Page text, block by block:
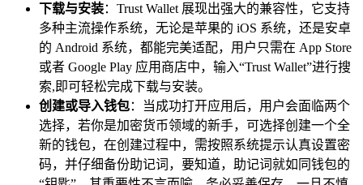
下载与安装：Trust Wallet 展现出强大的兼容性，它支持
多种主流操作系统，无论是苹果的 iOS 系统，还是安卓
的 Android 系统，都能完美适配，用户只需在 App Store
或者 Google Play 应用商店中，输入“Trust Wallet”进行搜
索,即可轻松完成下载与安装。
创建或导入钱包：当成功打开应用后，用户会面临两个
选择，若你是加密货币领域的新手，可选择创建一个全
新的钱包，在创建过程中，需按照系统提示认真设置密
码，并仔细备份助记词，要知道，助记词就如同钱包的